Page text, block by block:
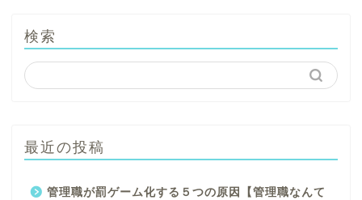
検索
最近の投稿
管理職が罰ゲーム化する５つの原因【管理職なんて